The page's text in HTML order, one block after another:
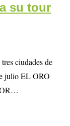
su tour
ciudades de
julio EL ORO